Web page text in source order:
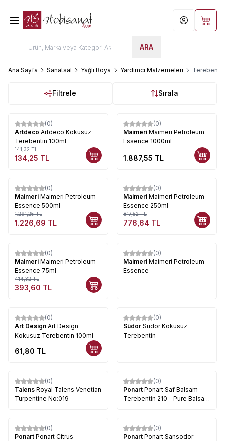
ARA
Hesabım
Ana Sayfa Sanatsal Yağlı Boya Yardımcı Malzemeleri Terebentin
Filtrele Sırala
%5
(0)
Artdeco Artdeco Kokusuz
Terebentin 100ml
141,32TL
134,25 TL
(0)
Maimeri Maimeri Petroleum
Essence 1000ml
1.887,55 TL
%5
(0)
Maimeri Maimeri Petroleum
Essence 500ml
1.291,25TL
1.226,69 TL
%5
(0)
Maimeri Maimeri Petroleum
Essence 250ml
817,52TL
776,64 TL
%5
(0)
Maimeri Maimeri Petroleum
Essence 75ml
414,32TL
393,60 TL
(0)
Maimeri Maimeri Petroleum
Essence
(0)
Art Design Art Design
Kokusuz Terebentin 100ml
61,80 TL
(0)
Südor Südor Kokusuz
Terebentin
%34
(0)
Talens Royal Talens Venetian
Turpentine No:019
(0)
Ponart Ponart Saf Balsam
Terebentin 210 - Pure Balsam
(0)
Ponart Ponart Citrus
(0)
Ponart Ponart Sansodor